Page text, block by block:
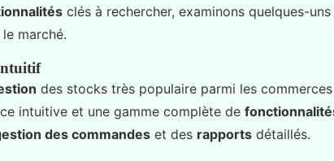
clés à rechercher, examinons quelques-
marché.
des stocks très populaire parmi les
intuitive et une gamme complète de
des commandes et des rapports détaillés.